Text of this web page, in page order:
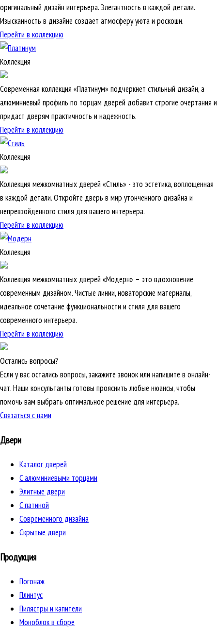
оригинальный дизайн интерьера. Элегантность в каждой детали.
Изысканность в дизайне создает атмосферу уюта и роскоши.
Перейти в коллекцию
Коллекция
Современная коллекция «Платинум» подчеркнет стильный дизайн, а
алюминиевый профиль по торцам дверей добавит строгие очертания и
придаст дверям практичность и надежность.
Перейти в коллекцию
Коллекция
Коллекция межкомнатных дверей «Стиль» - это эстетика, воплощенная
в каждой детали. Откройте дверь в мир утонченного дизайна и
непревзойденного стиля для вашего интерьера.
Перейти в коллекцию
Коллекция
Коллекция межкомнатных дверей «Модерн» – это вдохновение
современным дизайном. Чистые линии, новаторские материалы,
идеальное сочетание функциональности и стиля для вашего
современного интерьера.
Перейти в коллекцию
Остались вопросы?
Если у вас остались вопросы, закажите звонок или напишите в онлайн-
чат. Наши консультанты готовы прояснить любые нюансы, чтобы
помочь вам выбрать оптимальное решение для интерьера.
Связаться с нами
Двери
Каталог дверей
C алюминиевыми торцами
Элитные двери
C патиной
Cовременного дизайна
Скрытые двери
Продукция
Погонаж
Плинтус
Пилястры и капители
Моноблок в сборе